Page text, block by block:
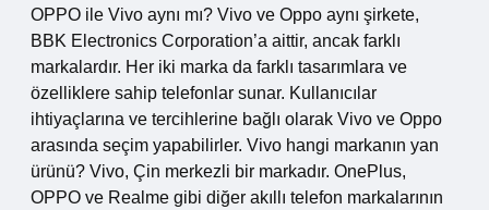
OPPO ile Vivo aynı mı? Vivo ve Oppo aynı şirkete,
BBK Electronics Corporation’a aittir, ancak farklı
markalardır. Her iki marka da farklı tasarımlara ve
özelliklere sahip telefonlar sunar. Kullanıcılar
ihtiyaçlarına ve tercihlerine bağlı olarak Vivo ve Oppo
arasında seçim yapabilirler. Vivo hangi markanın yan
ürünü? Vivo, Çin merkezli bir markadır. OnePlus,
OPPO ve Realme gibi diğer akıllı telefon markalarının